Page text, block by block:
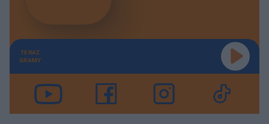
TERAZ
GRAMY